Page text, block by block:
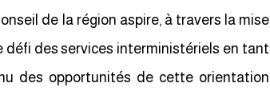
de la région aspire, à travers la mise
des services interministériels en tant
des opportunités de cette orientation